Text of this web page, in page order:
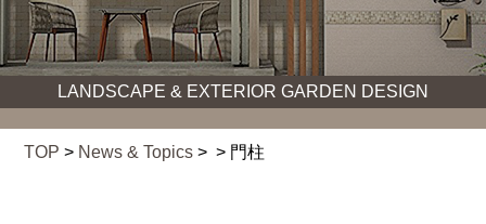
LANDSCAPE & EXTERIOR GARDEN DESIGN
TOP > News & Topics > > 門柱